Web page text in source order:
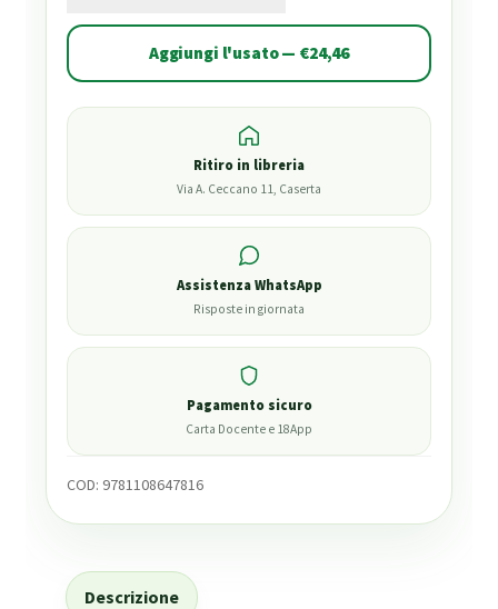
Aggiungi l'usato — €24,46
Ritiro in libreria
Via A. Ceccano 11, Caserta
Assistenza WhatsApp
Risposte in giornata
Pagamento sicuro
Carta Docente e 18App
COD: 9781108647816
Descrizione